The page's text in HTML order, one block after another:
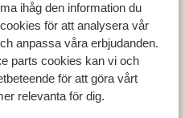
ihåg den information du
för att analysera vår
anpassa våra erbjudanden.
parts cookies kan vi och
för att göra vårt
relevanta för dig.